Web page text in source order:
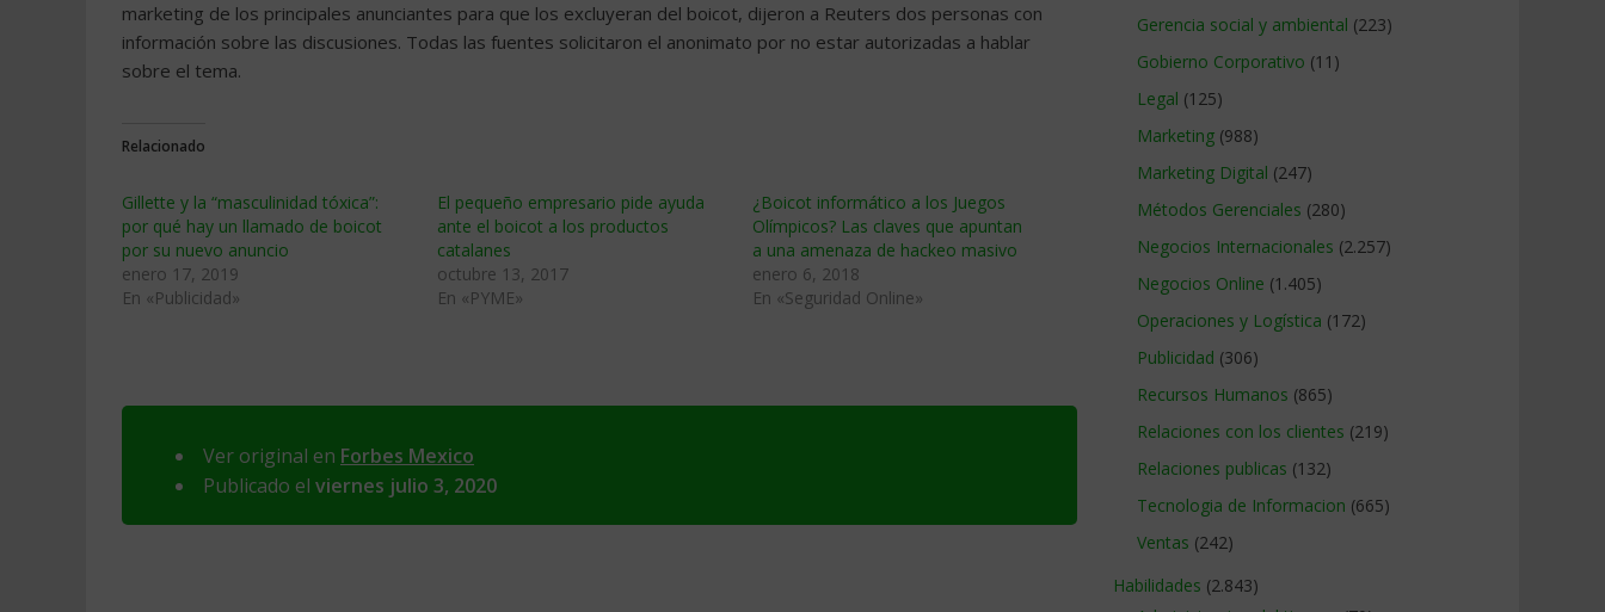
marketing de los principales anunciantes para que los excluyeran del boicot, dijeron a Reuters dos personas con
información sobre las discusiones. Todas las fuentes solicitaron el anonimato por no estar autorizadas a hablar
sobre el tema.
Relacionado
Gillette y la “masculinidad tóxica”:
por qué hay un llamado de boicot
por su nuevo anuncio
enero 17, 2019
En «Publicidad»
El pequeño empresario pide ayuda
ante el boicot a los productos
catalanes
octubre 13, 2017
En «PYME»
¿Boicot informático a los Juegos
Olímpicos? Las claves que apuntan
a una amenaza de hackeo masivo
enero 6, 2018
En «Seguridad Online»
Ver original en Forbes Mexico
Publicado el viernes julio 3, 2020
Gerencia social y ambiental (223)
Gobierno Corporativo (11)
Legal (125)
Marketing (988)
Marketing Digital (247)
Métodos Gerenciales (280)
Negocios Internacionales (2.257)
Negocios Online (1.405)
Operaciones y Logística (172)
Publicidad (306)
Recursos Humanos (865)
Relaciones con los clientes (219)
Relaciones publicas (132)
Tecnologia de Informacion (665)
Ventas (242)
Habilidades (2.843)